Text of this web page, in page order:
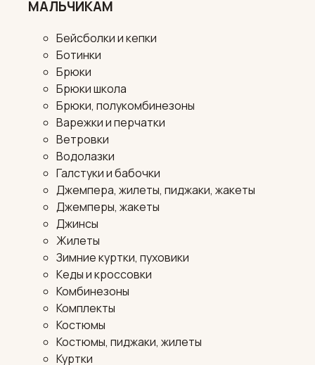
МАЛЬЧИКАМ
Бейсболки и кепки
Ботинки
Брюки
Брюки школа
Брюки, полукомбинезоны
Варежки и перчатки
Ветровки
Водолазки
Галстуки и бабочки
Джемпера, жилеты, пиджаки, жакеты
Джемперы, жакеты
Джинсы
Жилеты
Зимние куртки, пуховики
Кеды и кроссовки
Комбинезоны
Комплекты
Костюмы
Костюмы, пиджаки, жилеты
Куртки